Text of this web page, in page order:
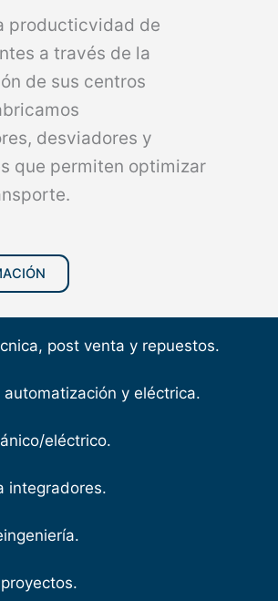
producticvidad de
a través de la
de sus centros
desviadores y
que permiten optimizar
post venta y repuestos.
automatización y eléctrica.
eléctrico.
integradores.